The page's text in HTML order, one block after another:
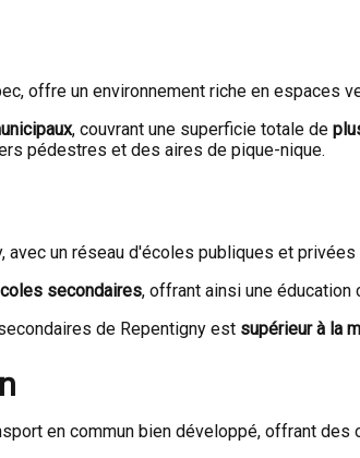
offre un environnement riche en
, couvrant une superficie totale de
pédestres et des aires de pique-nique.
avec un réseau d'écoles publiques et
secondaires, offrant ainsi une éducation
de Repentigny est supérieur à la
en commun bien développé, offrant